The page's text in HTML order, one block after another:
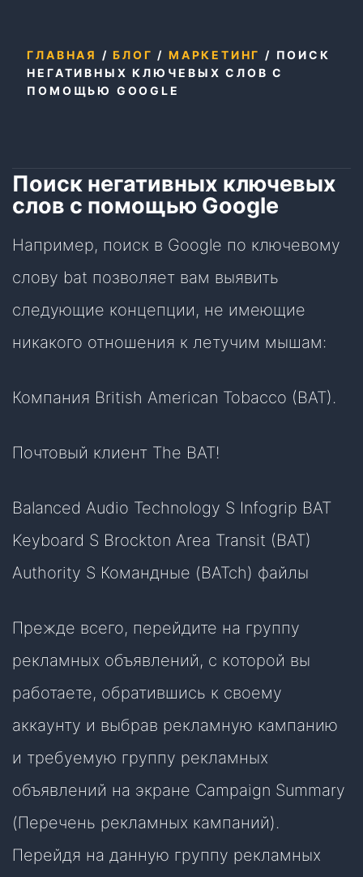
ГЛАВНАЯ /БЛОГ /МАРКЕТИНГ / ПОИСК
НЕГАТИВНЫХ КЛЮЧЕВЫХ СЛОВ С
ПОМОЩЬЮ GOOGLE
Поиск негативных ключевых
слов с помощью Google
Например, поиск в Google по ключевому
слову bat позволяет вам выявить
следующие концепции, не имеющие
никакого отношения к летучим мышам:
Компания British American Tobacco (BAT).
Почтовый клиент The BAT!
Balanced Audio Technology S Infogrip BAT
Keyboard S Brockton Area Transit (BAT)
Authority S Командные (BATch) файлы
Прежде всего, перейдите на группу
рекламных объявлений, с которой вы
работаете, обратившись к своему
аккаунту и выбрав рекламную кампанию
и требуемую группу рекламных
объявлений на экране Campaign Summary
(Перечень рекламных кампаний).
Перейдя на данную группу рекламных